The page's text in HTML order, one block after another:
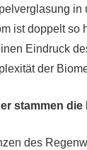
in
ist doppelt so
Eindruck
der
stammen die
des